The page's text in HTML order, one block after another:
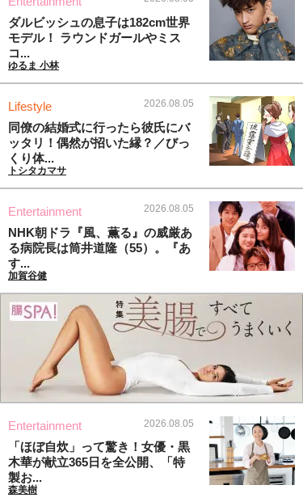
ダルビッシュの息子は182cm世界
モデル！ ラウンドガールやミス
コ...
ゆるま 小林
Lifestyle 2026.08.05
同僚の結婚式に行ったら彼氏にバ
ッタリ！偶然が招いた縁？／びっ
くり体...
トシタカマサ
Entertainment 2026.08.05
NHK朝ドラ『風、薫る』の威厳あ
る病院長は筒井道隆（55）。『あ
す...
加賀谷健
Entertainment 2026.08.05
「ほぼ自炊」って驚き！女優・黒
木華が献立365日を全公開、「特
製お...
森美樹